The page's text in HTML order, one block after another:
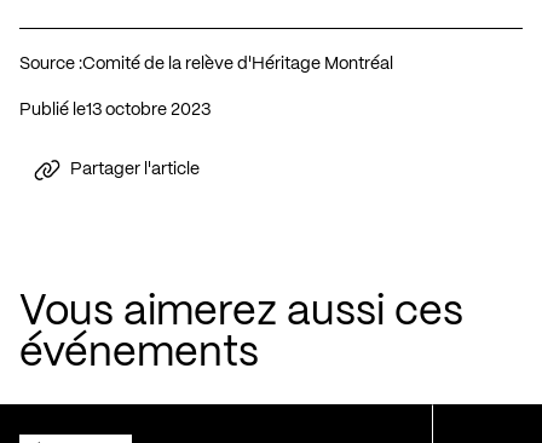
Source :Comité de la relève d'Héritage Montréal
Publié le 13 octobre 2023
Partager l'article
Vous aimerez aussi ces
événements